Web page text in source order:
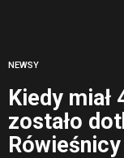
NEWSY
Kiedy miał
zostało